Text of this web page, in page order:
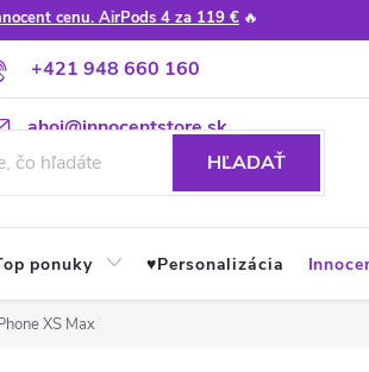
cenu. AirPods 4 za 119 € 🔥
+421 948 660 160
ahoj@innocentstore.sk
Apple návody a tipy
HĽADAŤ
ponuky ♥︎Personalizácia
XS Max